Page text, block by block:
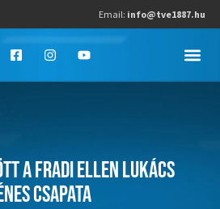
Email: info@tve1887.hu
A FRADI ELLEN LUKÁCS
CSAPATA